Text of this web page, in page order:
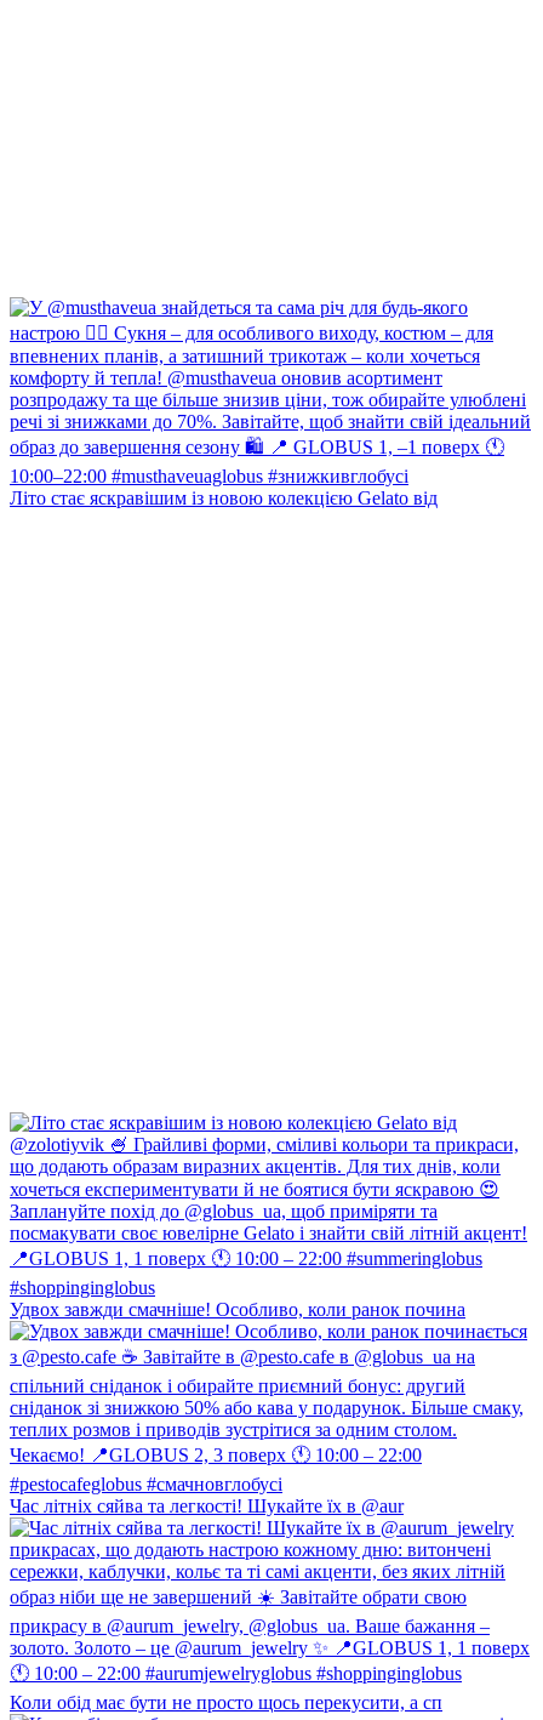
Літо стає яскравішим із новою колекцією Gelato від
Удвох завжди смачніше! Особливо, коли ранок почина
Час літніх сяйва та легкості! Шукайте їх в @aur
Коли обід має бути не просто щось перекусити, а сп